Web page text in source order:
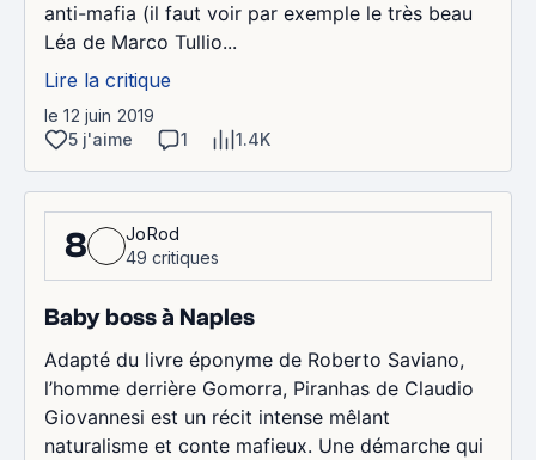
anti-mafia (il faut voir par exemple le très beau
Léa de Marco Tullio...
Lire la critique
le 12 juin 2019
5 j'aime
1 1.4K
8
JoRod
49 critiques
Baby boss à Naples
Adapté du livre éponyme de Roberto Saviano,
l’homme derrière Gomorra, Piranhas de Claudio
Giovannesi est un récit intense mêlant
naturalisme et conte mafieux. Une démarche qui